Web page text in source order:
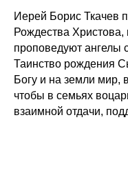
Иерей Борис Ткачев
Рождества
проповедуют ангелы
Таинство рождения
Богу и на земли мир,
чтобы в семьях
взаимной отдачи,